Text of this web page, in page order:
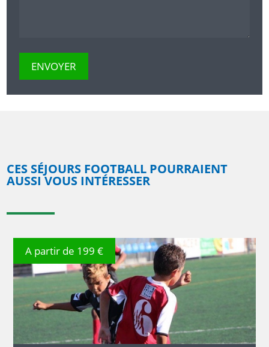
CES SÉJOURS FOOTBALL POURRAIENT
AUSSI VOUS INTÉRESSER
A partir de 199 €
DÉTAILS